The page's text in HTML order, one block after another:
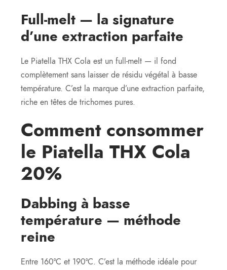
Full-melt — la signature
d’une extraction parfaite
Le Piatella THX Cola est un full-melt — il fond
complètement sans laisser de résidu végétal à basse
température. C’est la marque d’une extraction parfaite,
riche en têtes de trichomes pures.
Comment consommer
le Piatella THX Cola
20%
Dabbing à basse
température — méthode
reine
Entre 160°C et 190°C. C’est la méthode idéale pour